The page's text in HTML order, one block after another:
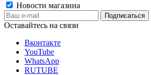
Новости магазина
Оставайтесь на связи
Вконтакте
YouTube
WhatsApp
RUTUBE